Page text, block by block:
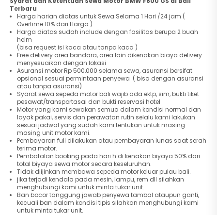
Terbaru
Harga harian diatas untuk Sewa Selama 1 Hari /24 jam (
Overtime 10% dari Harga )
Harga diatas sudah include dengan fasilitas berupa 2 buah
helm
(bisa request isi kaca atau tanpa kaca )
Free delivery area bandara, area lain dikenakan biaya delivery
menyesuaikan dengan lokasi
Asuransi motor Rp 500,000 selama sewa, asuransi bersifat
opsional sesuai permintaan penyewa ( bisa dengan asuransi
atau tanpa asuransi)
Syarat sewa sepeda motor bali wajib ada ektp, sim, bukti tiket
pesawat/transportasai dan bukti reservasi hotel
Motor yang kami sewakan semua dalam kondisi normal dan
layak pakai, servis dan perawatan rutin selalu kami lakukan
sesuai jadwal yang sudah kami tentukan untuk masing
masing unit motor kami.
Pembayaran full dilakukan atau pembayaran lunas saat serah
terima motor.
Pembatalan booking pada hari h di kenakan biyaya 50% dari
total biyaya sewa motor secara keseluruhan.
Tidak diijinkan membawa sepeda motor keluar pulau bali.
jika terjadi kendala pada mesin, lampu, rem dll silahkan
menghubungi kami untuk minta tukar unit.
Ban bocor tanggung jawab penyewa tambal ataupun ganti,
kecuali ban dalam kondisi tipis silahkan menghubungi kami
untuk minta tukar unit.